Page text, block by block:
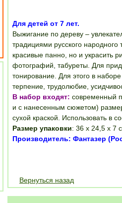
Для детей от 7 лет.
Выжигание по дереву –
традициями русского
красивые панно, но и украсить
фотографий, табуреты. Для
тонирование. Для этого в
терпение, трудолюбие,
В набор входят: современный
и с нанесенным сюжетом)
сухой краской. Использовать в
Размер упаковки: 36 х 24,5 х 7
Производитель: Фантазер
Вернуться назад